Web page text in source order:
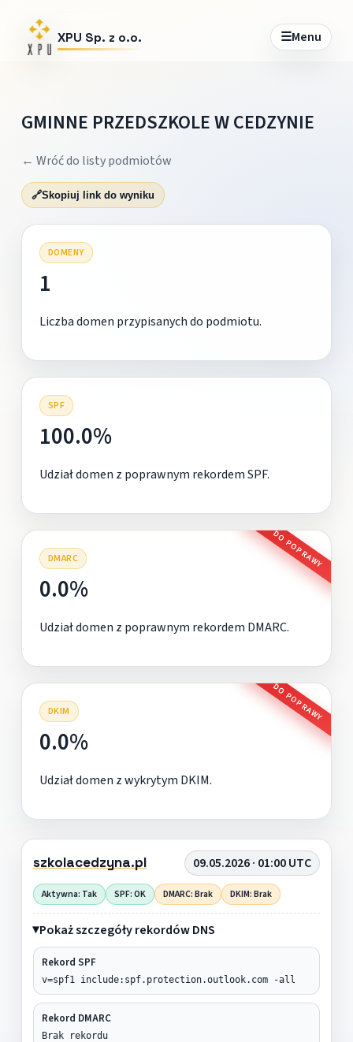
XPU Sp. z o.o. ☰Menu
GMINNE PRZEDSZKOLE W CEDZYNIE
← Wróć do listy podmiotów
🔗Skopiuj link do wyniku
DOMENY
1
Liczba domen przypisanych do podmiotu.
SPF
100.0%
Udział domen z poprawnym rekordem SPF.
DMARC DO POPRAWY
0.0%
Udział domen z poprawnym rekordem DMARC.
DKIM DO POPRAWY
0.0%
Udział domen z wykrytym DKIM.
szkolacedzyna.pl 09.05.2026 · 01:00 UTC
Aktywna: Tak SPF: OK DMARC: Brak DKIM: Brak
Pokaż szczegóły rekordów DNS
Rekord SPF
v=spf1 include:spf.protection.outlook.com -all
Rekord DMARC
Brak rekordu